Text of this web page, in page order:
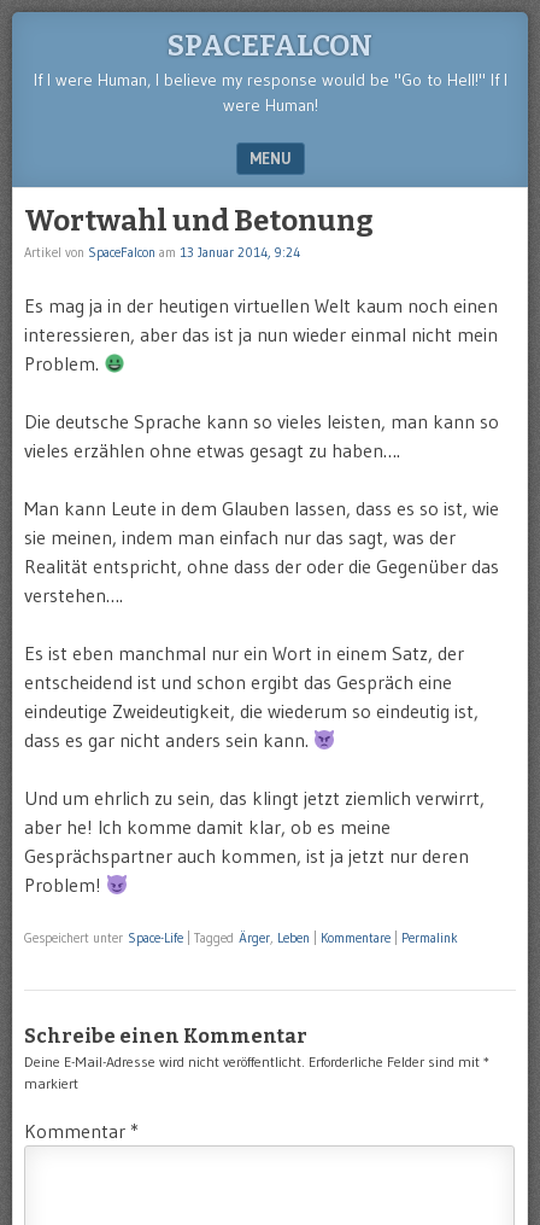
SPACEFALCON
If I were Human, I believe my response would be "Go to Hell!" If I
were Human!
MENU
Wortwahl und Betonung
Artikel von SpaceFalcon am 13 Januar 2014, 9:24
Es mag ja in der heutigen virtuellen Welt kaum noch einen
interessieren, aber das ist ja nun wieder einmal nicht mein
Problem.
Die deutsche Sprache kann so vieles leisten, man kann so
vieles erzählen ohne etwas gesagt zu haben….
Man kann Leute in dem Glauben lassen, dass es so ist, wie
sie meinen, indem man einfach nur das sagt, was der
Realität entspricht, ohne dass der oder die Gegenüber das
verstehen….
Es ist eben manchmal nur ein Wort in einem Satz, der
entscheidend ist und schon ergibt das Gespräch eine
eindeutige Zweideutigkeit, die wiederum so eindeutig ist,
dass es gar nicht anders sein kann.
Und um ehrlich zu sein, das klingt jetzt ziemlich verwirrt,
aber he! Ich komme damit klar, ob es meine
Gesprächspartner auch kommen, ist ja jetzt nur deren
Problem!
Gespeichert unter Space-Life Tagged Ärger, Leben Kommentare Permalink
Schreibe einen Kommentar
Deine E-Mail-Adresse wird nicht veröffentlicht. Erforderliche Felder sind mit *
markiert
Kommentar *